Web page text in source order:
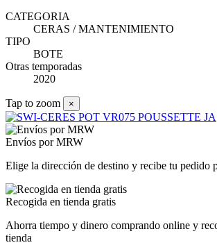
CATEGORIA
CERAS / MANTENIMIENTO
TIPO
BOTE
Otras temporadas
2020
Tap to zoom ×
Envíos por MRW
Elige la dirección de destino y recibe tu pedido
Recogida en tienda gratis
Ahorra tiempo y dinero comprando online y
tienda